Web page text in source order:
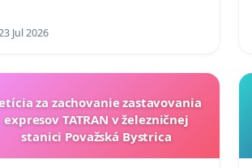
Jul 2026
za zachovanie zastavovania
expresov TATRAN v železničnej
stanici Považská Bystrica